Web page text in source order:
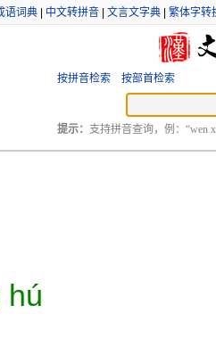
语词典 中文转拼音 文言文字典 繁体字转
按拼音检索 按部首检索
提示： 支持拼音查询，例：“wen
hú